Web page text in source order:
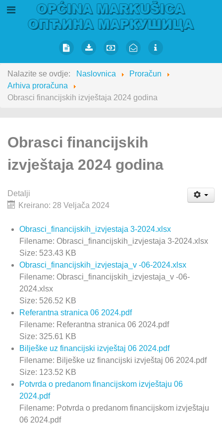
Nalazite se ovdje: Naslovnica
Proračun
Arhiva proračuna
Obrasci financijskih izvještaja 2024 godina
Obrasci financijskih
izvještaja 2024 godina
Detalji
Kreirano: 28 Veljača 2024
Obrasci_financijskih_izvjestaja 3-2024.xlsx
Filename: Obrasci_financijskih_izvjestaja 3-2024.xlsx
Size: 523.43 KB
Obrasci_financijskih_izvjestaja_v -06-2024.xlsx
Filename: Obrasci_financijskih_izvjestaja_v -06-
2024.xlsx
Size: 526.52 KB
Referantna stranica 06 2024.pdf
Filename: Referantna stranica 06 2024.pdf
Size: 325.61 KB
Bilješke uz financijski izvještaj 06 2024.pdf
Filename: Bilješke uz financijski izvještaj 06 2024.pdf
Size: 123.52 KB
Potvrda o predanom financijskom izvještaju 06
2024.pdf
Filename: Potvrda o predanom financijskom izvještaju
06 2024.pdf